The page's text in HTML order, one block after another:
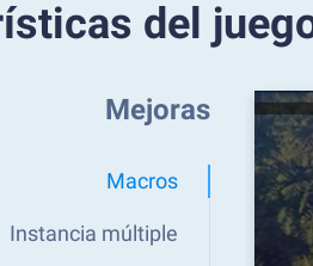
del
Mejoras
Macros
Instancia múltiple